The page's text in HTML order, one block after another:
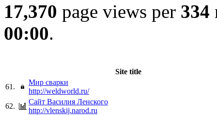
17,370 page views per 334
00:00.
Site title
61.
Мир сварки
http://weldworld.ru/
62.
Сайт Василия Ленского
http://vlenskij.narod.ru